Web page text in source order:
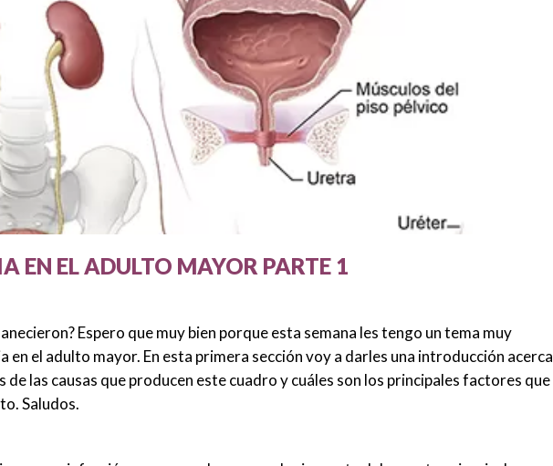
EN EL ADULTO MAYOR PARTE 1
Espero que muy bien porque esta semana les tengo un tema muy
en el adulto mayor. En esta primera sección voy a darles una introducción acerca
de las causas que producen este cuadro y cuáles son los principales factores que
Saludos.